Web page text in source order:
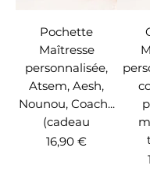
Pochette
Maîtresse
personnalisée,
Atsem, Aesh,
Nounou, Coach...
(cadeau
Prix
16,90 €